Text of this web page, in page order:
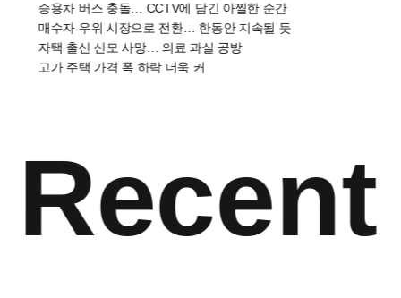
승용차 버스 충돌… CCTV에 담긴 아찔한 순간
매수자 우위 시장으로 전환… 한동안 지속될 듯
자택 출산 산모 사망… 의료 과실 공방
고가 주택 가격 폭 하락 더욱 커
Recent